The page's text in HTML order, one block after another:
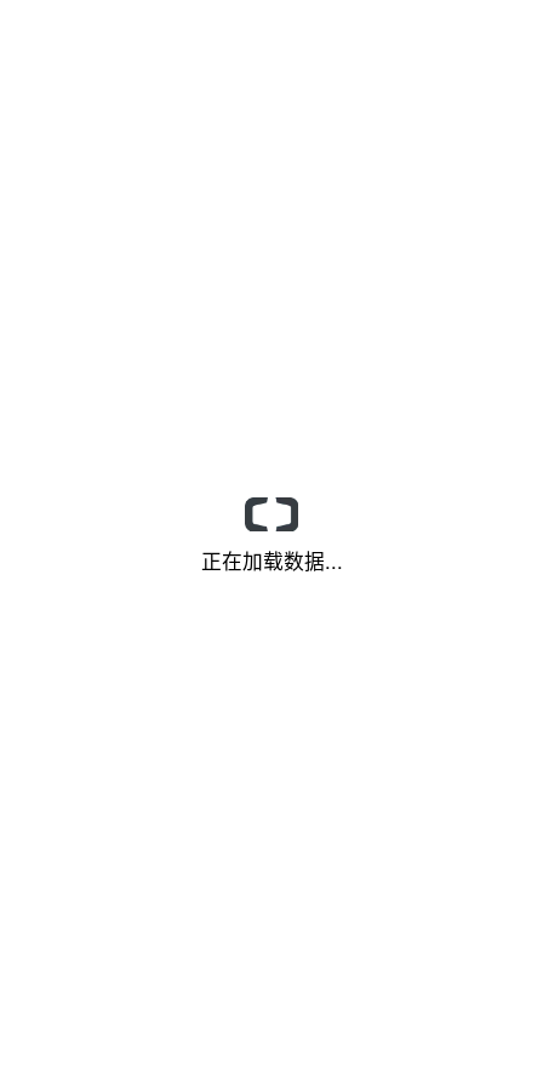
正在加载数据...